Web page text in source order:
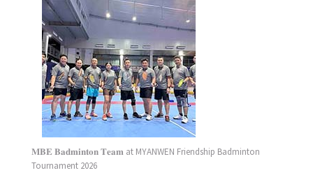
𝐌𝐁𝐄 𝐁𝐚𝐝𝐦𝐢𝐧𝐭𝐨𝐧 𝐓𝐞𝐚𝐦 at MYANWEN Friendship Badminton
Tournament 2026